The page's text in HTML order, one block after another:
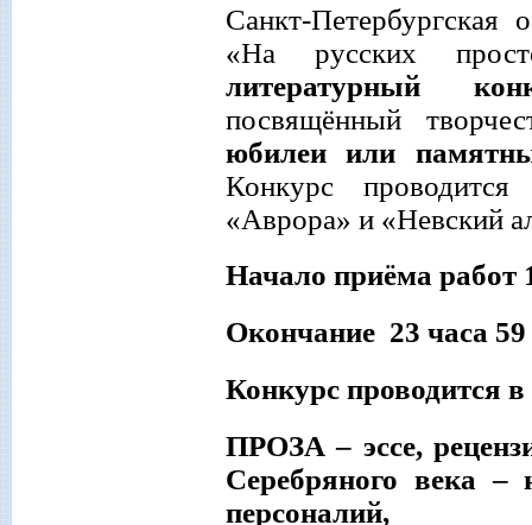
Санкт-Петербургская
«На русских
литературный
посвящённый
юбилеи или
Конкурс
«Аврора» и «Невский
Начало приёма работ
Окончание 23 часа
Конкурс проводится
ПРОЗА – эссе,
Серебряного века –
персоналий,